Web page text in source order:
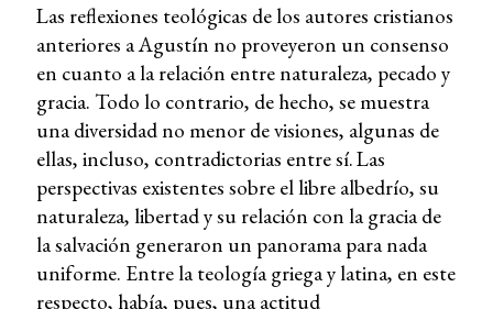
Las reflexiones teológicas de los autores cristianos
anteriores a Agustín no proveyeron un consenso
en cuanto a la relación entre naturaleza, pecado y
gracia. Todo lo contrario, de hecho, se muestra
una diversidad no menor de visiones, algunas de
ellas, incluso, contradictorias entre sí.Las
perspectivas existentes sobre el libre albedrío, su
naturaleza, libertad y su relación con la gracia de
la salvación generaron un panorama para nada
uniforme. Entre la teología griega y latina, en este
respecto, había, pues, una actitud